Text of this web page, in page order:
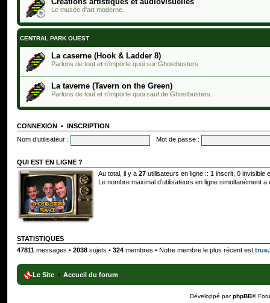
Le musée d'art moderne.
CENTRAL PARK OUEST
La caserne (Hook & Ladder 8)
Parlons de tout et n'importe quoi sur Ghostbusters.
La taverne (Tavern on the Green)
Parlons de tout et n'importe quoi sauf de Ghostbusters.
CONNEXION • INSCRIPTION
Nom d’utilisateur :
Mot de passe :
QUI EST EN LIGNE ?
Au total, il y a 27 utilisateurs en ligne :: 1 inscrit, 0 invisible
Le nombre maximal d’utilisateurs en ligne simultanément
STATISTIQUES
47811 messages • 2038 sujets • 324 membres • Notre membre le plus récent est
Le Site Accueil du forum
Développé parphpBB®